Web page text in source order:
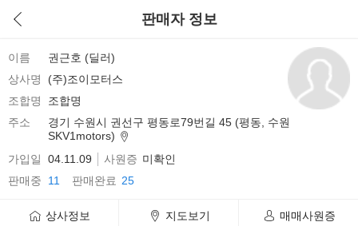
판매자 정보
이름
권근호 (딜러)
상사명
(주)조이모터스
조합명
조합명
주소
경기 수원시 권선구 평동로79번길 45 (평동, 수원
SKV1motors)
가입일
04.11.09 사원증 미확인
판매중
11 판매완료 25
상사정보 지도보기 매매사원증